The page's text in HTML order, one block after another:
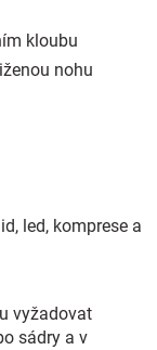
kloubu
nohu
led, komprese a
vyžadovat
sádry a v